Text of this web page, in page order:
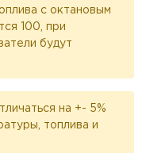
с октановым
100, при
будут
на +- 5%
топлива и